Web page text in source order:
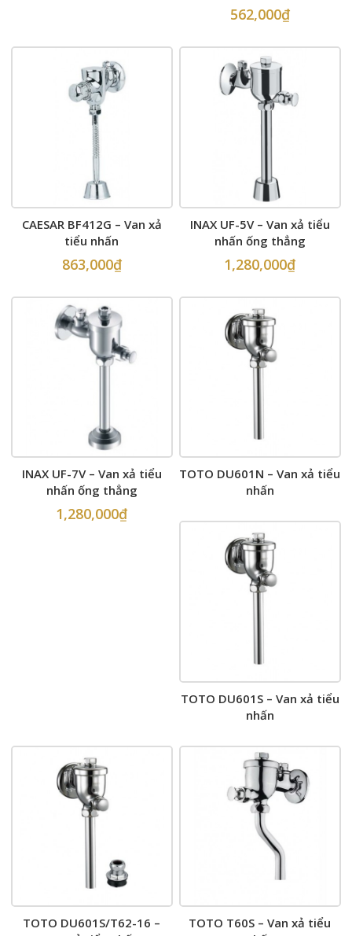
562,000₫
CAESAR BF412G – Van xả
tiểu nhấn
863,000₫
INAX UF-5V – Van xả tiểu
nhấn ống thẳng
1,280,000₫
INAX UF-7V – Van xả tiểu
nhấn ống thẳng
1,280,000₫
TOTO DU601N – Van xả tiểu
nhấn
TOTO DU601S – Van xả tiểu
nhấn
TOTO DU601S/T62-16 –
TOTO T60S – Van xả tiểu